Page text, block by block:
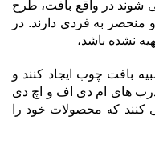
شوند در واقع بافت، طرح
به فردی دارند. در
نشده باشد،
بافت چوب ایجاد کنند و
های ام دی اف و اچ دی
که محصولات خود را